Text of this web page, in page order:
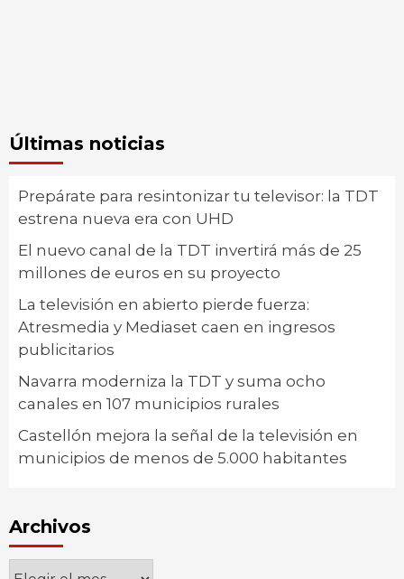
Últimas noticias
Prepárate para resintonizar tu televisor: la TDT
estrena nueva era con UHD
El nuevo canal de la TDT invertirá más de 25
millones de euros en su proyecto
La televisión en abierto pierde fuerza:
Atresmedia y Mediaset caen en ingresos
publicitarios
Navarra moderniza la TDT y suma ocho
canales en 107 municipios rurales
Castellón mejora la señal de la televisión en
municipios de menos de 5.000 habitantes
Archivos
Archivos